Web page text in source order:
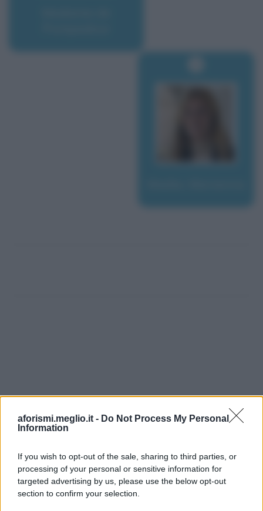
aforismi.meglio.it - Do Not Process My Personal
Information
If you wish to opt-out of the sale, sharing to third parties, or
processing of your personal or sensitive information for
targeted advertising by us, please use the below opt-out
section to confirm your selection.
Ricevi LE FRASI PIÙ BELLE via e-mail